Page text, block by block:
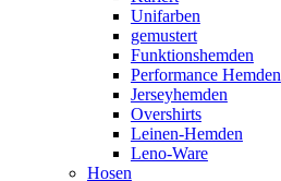
Unifarben
gemustert
Funktionshemden
Performance Hemden
Jerseyhemden
Overshirts
Leinen-Hemden
Leno-Ware
Hosen